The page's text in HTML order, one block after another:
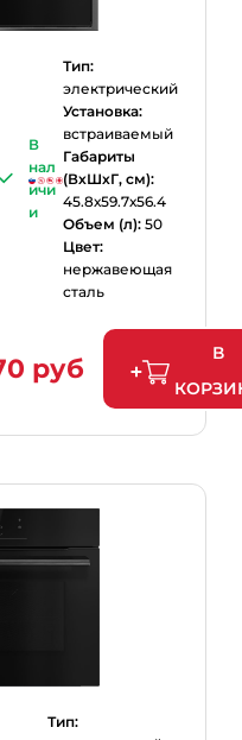
В
нал
ичи
и
Тип:
электрический
Установка:
встраиваемый
Габариты
(ВхШхГ, см):
45.8х59.7х56.4
Объем (л):50
Цвет:
нержавеющая
сталь
руб
В
Тип: